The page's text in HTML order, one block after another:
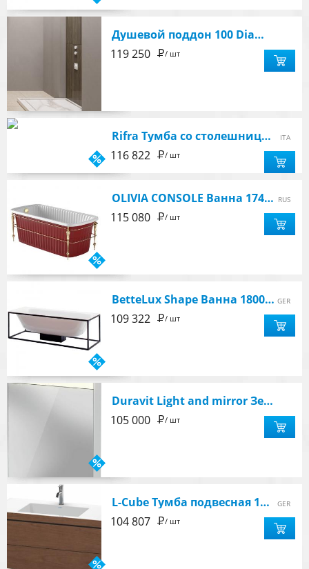
Душевой поддон 100 Diamond
119 250 Р/ шт
Rifra Тумба со столешницей 108х55 с интегрированной раковиной из Corian 64х33х8 ITA
116 822 Р/ шт
OLIVIA CONSOLE Ванна 174x83хH66 см. белая, панель красная, консоль, фурнит. золото RUS
115 080 Р/ шт
BetteLux Shape Ванна 1800х800х450мм, цвет белый GER
109 322 Р/ шт
Duravit Light and mirror Зеркальный шкафчик, правый 61x15х76см
105 000 Р/ шт
L-Cube Тумба подвесная 100x48см с раковиной Vero Air с двумя выдвиж. ящиками, американский орех GER
104 807 Р/ шт